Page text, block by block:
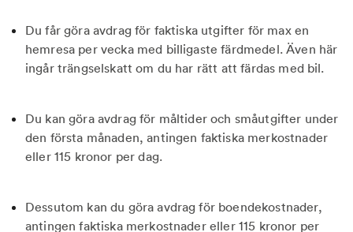
Du får göra avdrag för faktiska utgifter för max en
hemresa per vecka med billigaste färdmedel. Även här
ingår trängselskatt om du har rätt att färdas med bil.
Du kan göra avdrag för måltider och småutgifter under
den första månaden, antingen faktiska merkostnader
eller 115 kronor per dag.
Dessutom kan du göra avdrag för boendekostnader,
antingen faktiska merkostnader eller 115 kronor per